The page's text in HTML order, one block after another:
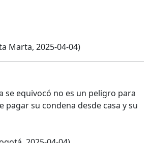
Marta, 2025-04-04)
se equivocó no es un peligro para
pagar su condena desde casa y su